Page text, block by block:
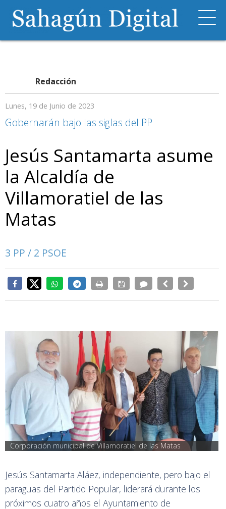
Redacción
Lunes, 19 de Junio de 2023
Gobernarán bajo las siglas del PP
Jesús Santamarta asume
la Alcaldía de
Villamoratiel de las
Matas
3 PP / 2 PSOE
Corporación municipal de Villamoratiel de las Matas
Jesús Santamarta Aláez, independiente, pero bajo el
paraguas del Partido Popular, liderará durante los
próximos cuatro años el Ayuntamiento de